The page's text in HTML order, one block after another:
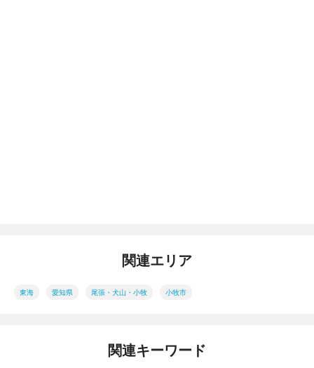
関連エリア
東海 愛知県 尾張・犬山・小牧 小牧市
関連キーワード